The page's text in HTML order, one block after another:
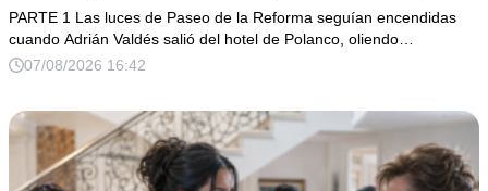
había puesto en marcha su ruina
PARTE 1 Las luces de Paseo de la Reforma seguían encendidas
cuando Adrián Valdés salió del hotel de Polanco, oliendo…
07/08/2026 16:42